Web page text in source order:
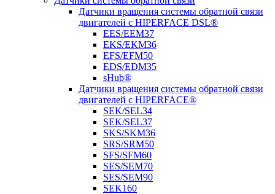
Датчики вращения системы обратной связи
двигателей с HIPERFACE DSL®
EES/EEM37
EKS/EKM36
EFS/EFM50
EDS/EDM35
sHub®
Датчики вращения системы обратной связи
двигателей с HIPERFACE®
SEK/SEL34
SEK/SEL37
SKS/SKM36
SRS/SRM50
SFS/SFM60
SES/SEM70
SES/SEM90
SEK160